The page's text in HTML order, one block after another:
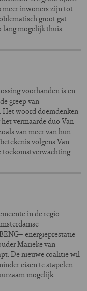
meer inwoners zijn tot
groot gat
lang mogelijk thuis
voorhanden is en
greep van
Het woord doemdenken
vermaarde duo Van
van meer van hun
volgens Van
toekomstverwachting.
in de regio
energieprestatie-
Marieke van
De nieuwe coalitie wil
eisen te stapelen.
mogelijk